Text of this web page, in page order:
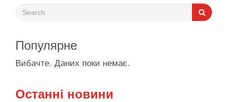
Популярне
Вибачте. Даних поки немає.
Останні новини